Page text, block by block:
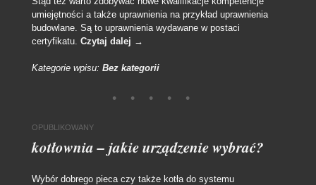
umiejętności a także uprawnienia na przykład uprawnienia
budowlane. Są to uprawnienia wydawane w postaci
certyfikatu. Czytaj dalej →
Kategorie wpisu: Bez kategorii
OPUBLIKOWANY
kotłownia – jakie urządzenie wybrać?
Wybór dobrego pieca czy także kotła do systemu